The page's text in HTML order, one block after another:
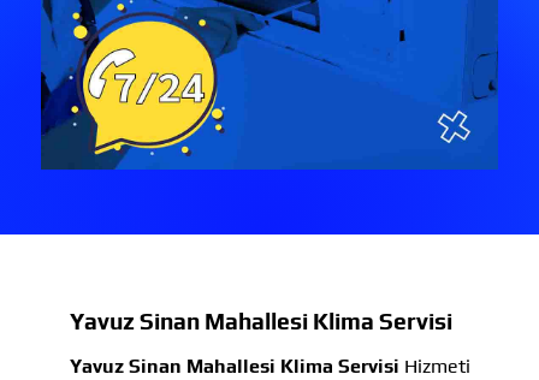
Yavuz Sinan Mahallesi Klima Servisi
Yavuz Sinan Mahallesi Klima Servisi Hizmeti